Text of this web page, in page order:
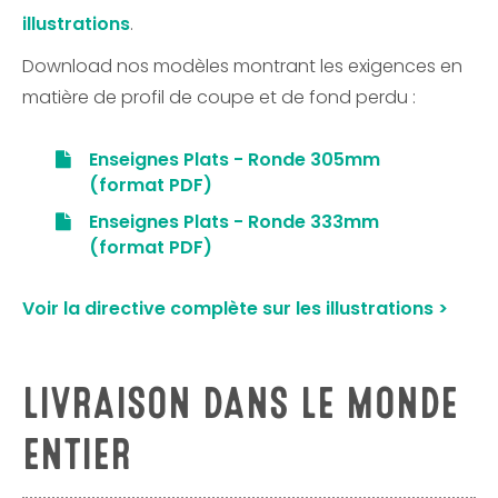
illustrations.
Download nos modèles montrant les exigences en
matière de profil de coupe et de fond perdu :
Enseignes Plats - Ronde 305mm
(format PDF)
Enseignes Plats - Ronde 333mm
(format PDF)
Voir la directive complète sur les illustrations >
LIVRAISON DANS LE MONDE
ENTIER